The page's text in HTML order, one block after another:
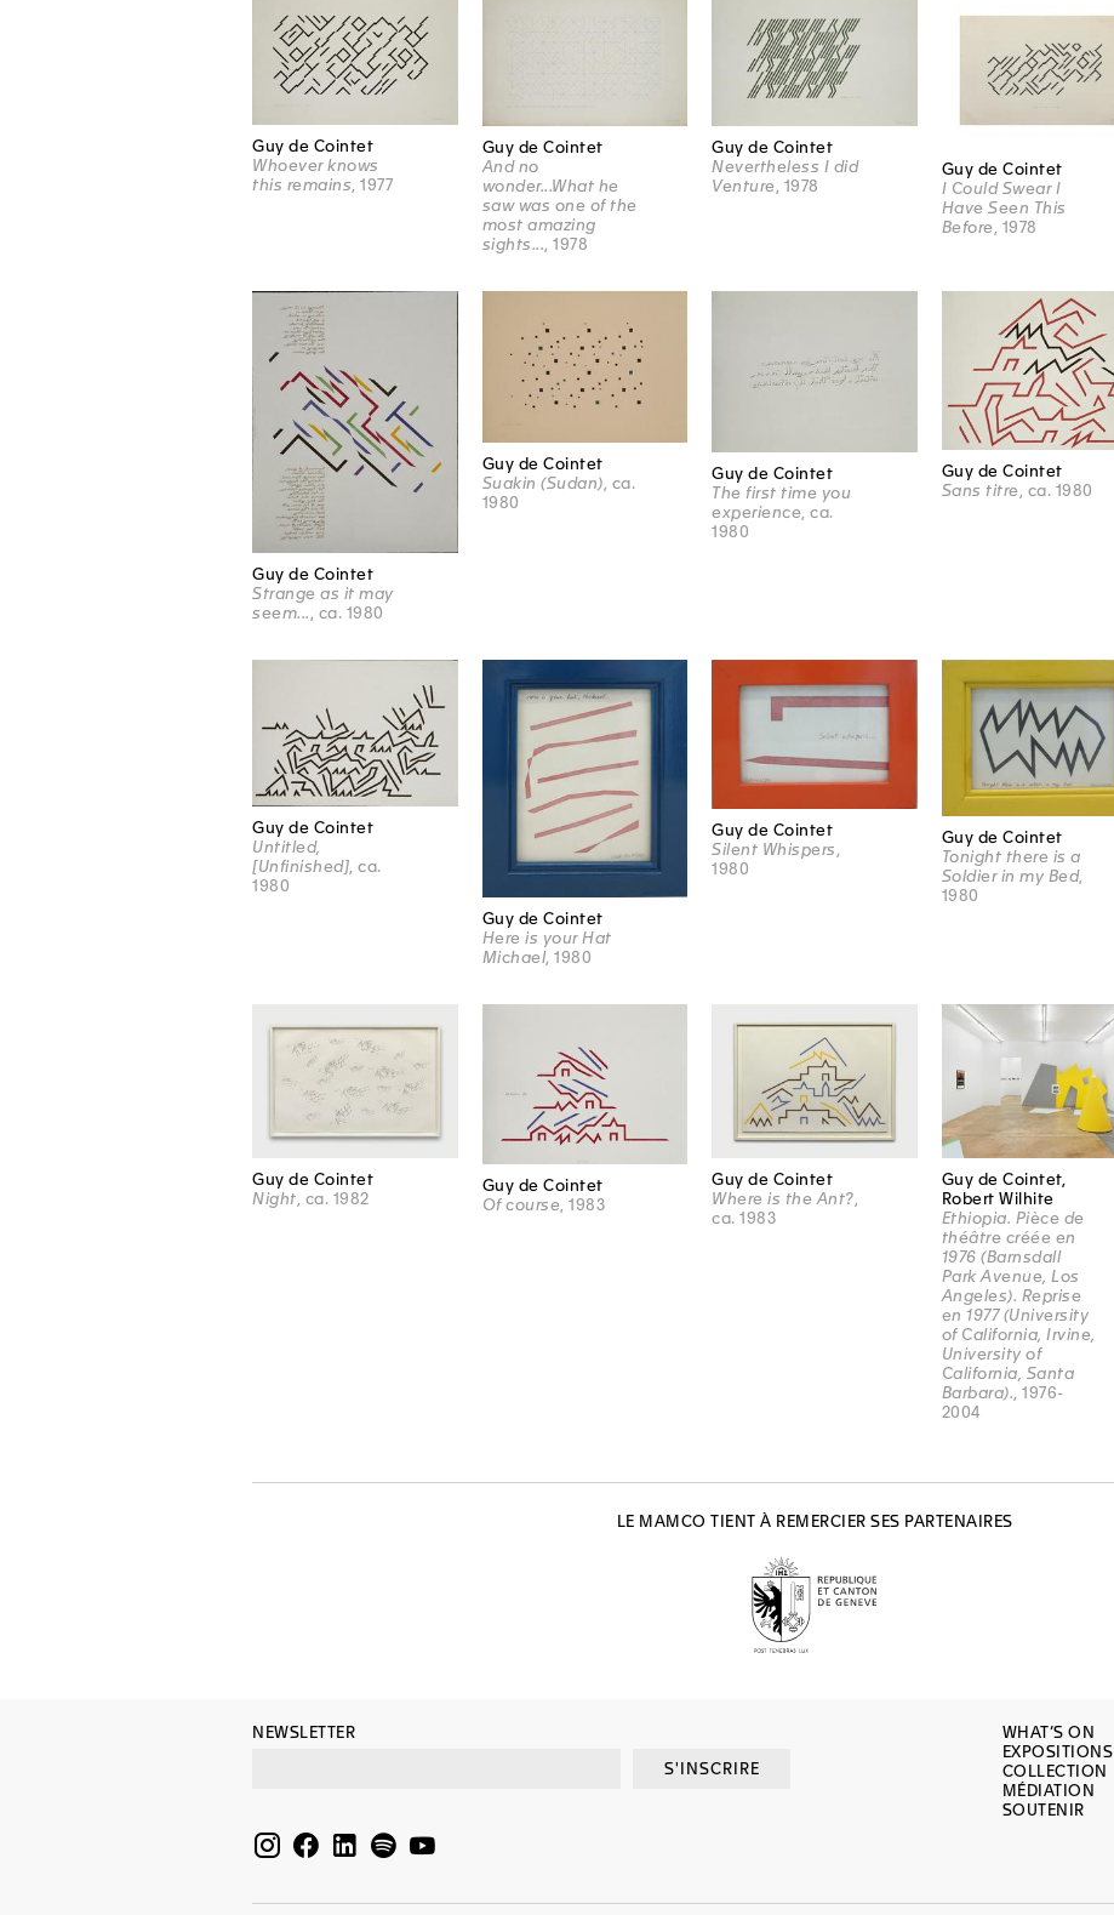
Guy de Cointet
Whoever knows
this remains , 1977
Guy de Cointet
And no
wonder...What he
saw was one of the
most amazing
sights... , 1978
Guy de Cointet
Nevertheless I did
Venture , 1978
Guy de Cointet
I Could Swear I
Have Seen This
Before , 1978
Guy de Cointet
Strange as it may
seem... , ca. 1980
Guy de Cointet
Suakin (Sudan) , ca.
1980
Guy de Cointet
The first time you
experience , ca.
1980
Guy de Cointet
Sans titre , ca. 1980
Guy de Cointet
Untitled,
[Unfinished] , ca.
1980
Guy de Cointet
Here is your Hat
Michael, 1980
Guy de Cointet
Silent Whispers ,
1980
Guy de Cointet
Tonight there is a
Soldier in my Bed,
1980
Guy de Cointet
Night , ca. 1982
Guy de Cointet
Of course, 1983
Guy de Cointet
Where is the Ant?
ca. 1983
Guy de Cointet,
Robert Wilhite
Ethiopia. Pièce de
théâtre créée en
1976 (Barnsdall
Park Avenue, Los
Angeles). Reprise
en 1977 (University
of California, Irvine,
University of
California, Santa
Barbara). , 1976-
2004
LE MAMCO TIENT À REMERCIER SES PARTENAIRES
NEWSLETTER
S'INSCRIRE
WHAT’S ON
EXPOSITIONS
COLLECTION
MÉDIATION
SOUTENIR